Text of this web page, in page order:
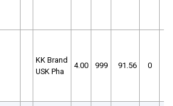
KK Brand
USK Pha
4.00 999 91.56 0